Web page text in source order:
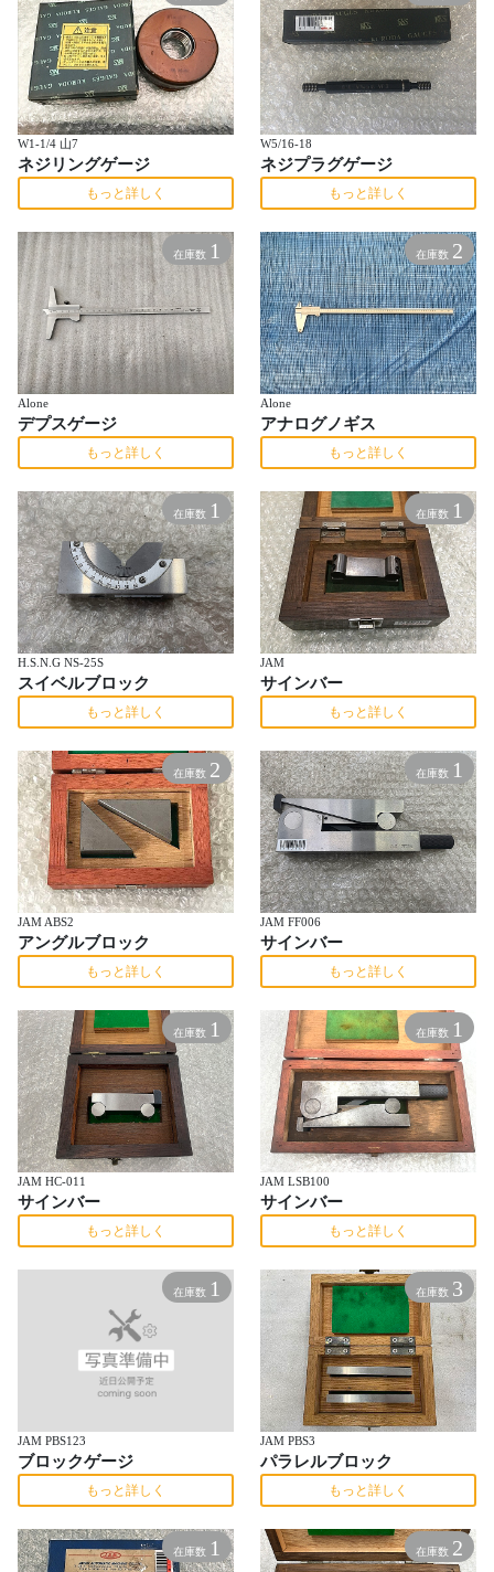
W1-1/4 山7
ネジリングゲージ
もっと詳しく
W5/16-18
ネジプラグゲージ
もっと詳しく
在庫数 1
Alone
デプスゲージ
もっと詳しく
在庫数 2
Alone
アナログノギス
もっと詳しく
在庫数 1
H.S.N.G NS-25S
スイベルブロック
もっと詳しく
在庫数 1
JAM
サインバー
もっと詳しく
在庫数 2
JAM ABS2
アングルブロック
もっと詳しく
在庫数 1
JAM FF006
サインバー
もっと詳しく
在庫数 1
JAM HC-011
サインバー
もっと詳しく
在庫数 1
JAM LSB100
サインバー
もっと詳しく
在庫数 1
JAM PBS123
ブロックゲージ
もっと詳しく
在庫数 3
JAM PBS3
パラレルブロック
もっと詳しく
在庫数 1 在庫数 2